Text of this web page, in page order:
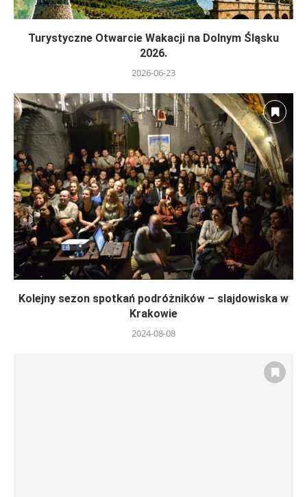
Turystyczne Otwarcie Wakacji na Dolnym Śląsku
2026.
2026-06-23
Kolejny sezon spotkań podróżników – slajdowiska w
Krakowie
2024-08-08